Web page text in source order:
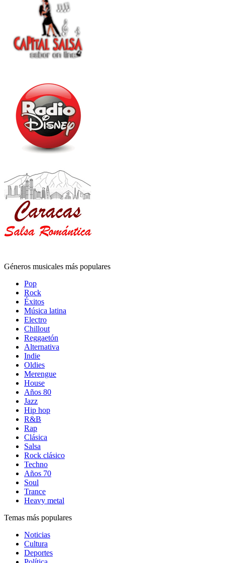
Géneros musicales más populares
Pop
Rock
Éxitos
Música latina
Electro
Chillout
Reggaetón
Alternativa
Indie
Oldies
Merengue
House
Años 80
Jazz
Hip hop
R&B
Rap
Clásica
Salsa
Rock clásico
Techno
Años 70
Soul
Trance
Heavy metal
Temas más populares
Noticias
Cultura
Deportes